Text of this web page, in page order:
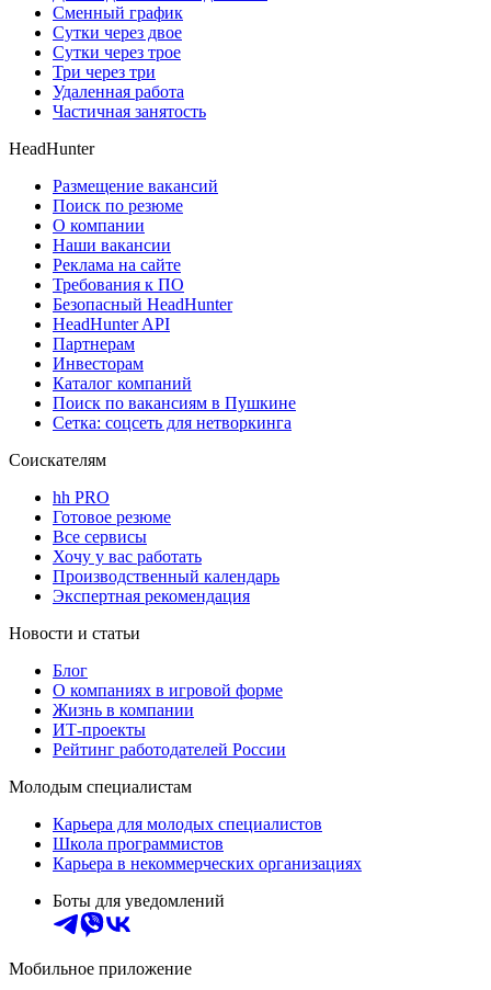
Сменный график
Сутки через двое
Сутки через трое
Три через три
Удаленная работа
Частичная занятость
HeadHunter
Размещение вакансий
Поиск по резюме
О компании
Наши вакансии
Реклама на сайте
Требования к ПО
Безопасный HeadHunter
HeadHunter API
Партнерам
Инвесторам
Каталог компаний
Поиск по вакансиям в Пушкине
Сетка: соцсеть для нетворкинга
Соискателям
hh PRO
Готовое резюме
Все сервисы
Хочу у вас работать
Производственный календарь
Экспертная рекомендация
Новости и статьи
Блог
О компаниях в игровой форме
Жизнь в компании
ИТ-проекты
Рейтинг работодателей России
Молодым специалистам
Карьера для молодых специалистов
Школа программистов
Карьера в некоммерческих организациях
Боты для уведомлений
Мобильное приложение